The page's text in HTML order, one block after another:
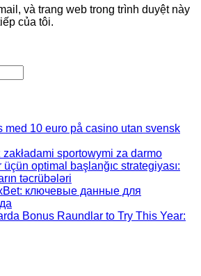
và trang web trong trình duyệt này
của tôi.
med 10 euro på casino utan svensk
zakładami sportowymi za darmo
optimal başlanğıc strategiyası:
təcrübələri
ключевые данные для
Bonus Raundlar to Try This Year: